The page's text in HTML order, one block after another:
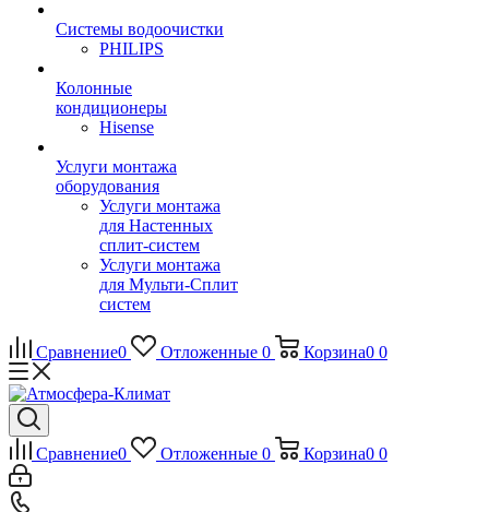
Системы водоочистки
PHILIPS
Колонные
кондиционеры
Hisense
Услуги монтажа
оборудования
Услуги монтажа
для Настенных
сплит-систем
Услуги монтажа
для Мульти-Сплит
систем
Сравнение0 Отложенные 0 Корзина0 0
Сравнение0 Отложенные 0 Корзина0 0